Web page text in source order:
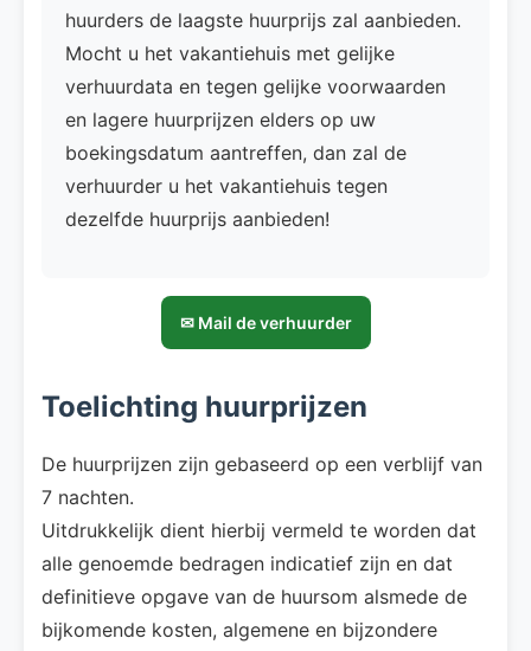
huurders de laagste huurprijs zal aanbieden.
Mocht u het vakantiehuis met gelijke
verhuurdata en tegen gelijke voorwaarden
en lagere huurprijzen elders op uw
boekingsdatum aantreffen, dan zal de
verhuurder u het vakantiehuis tegen
dezelfde huurprijs aanbieden!
✉ Mail de verhuurder
Toelichting huurprijzen
De huurprijzen zijn gebaseerd op een verblijf van
7 nachten.
Uitdrukkelijk dient hierbij vermeld te worden dat
alle genoemde bedragen indicatief zijn en dat
definitieve opgave van de huursom alsmede de
bijkomende kosten, algemene en bijzondere